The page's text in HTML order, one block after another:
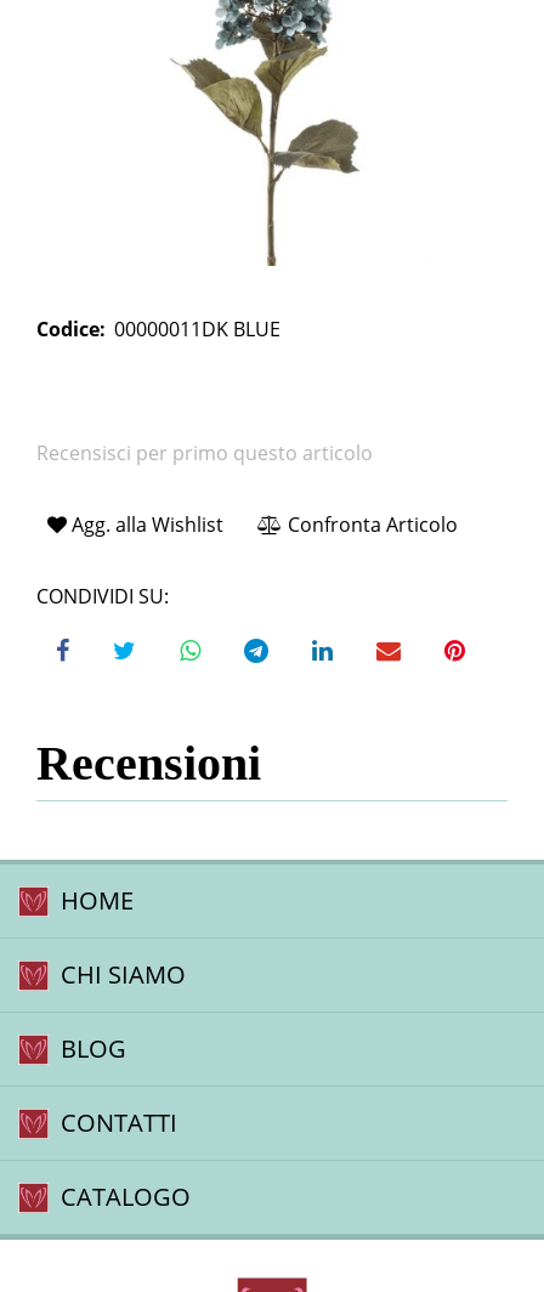
Codice: 00000011DK BLUE
Recensisci per primo questo articolo
Agg. alla Wishlist Confronta Articolo
CONDIVIDI SU:
Recensioni
HOME
CHI SIAMO
BLOG
CONTATTI
CATALOGO